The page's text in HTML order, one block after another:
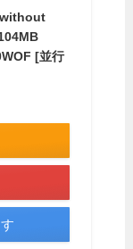
without
[並行